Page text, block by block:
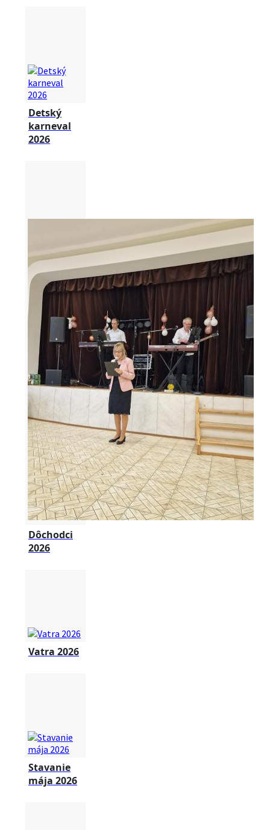
Detský
karneval
2026
Dôchodci
2026
Vatra 2026
Stavanie
mája 2026